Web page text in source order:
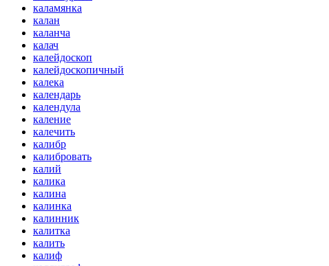
каламянка
калан
каланча
калач
калейдоскоп
калейдоскопичный
калека
календарь
календула
каление
калечить
калибр
калибровать
калий
калика
калина
калинка
калинник
калитка
калить
калиф